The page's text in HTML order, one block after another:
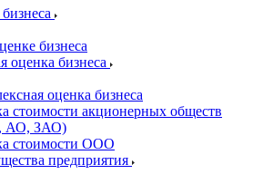
бизнеса
оценка бизнеса
оценка бизнеса
стоимости акционерных обществ
АО, ЗАО)
стоимости ООО
предприятия